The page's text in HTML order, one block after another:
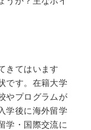
きてはいます
です。在籍大学
やプログラムが
学後に海外留学
学・国際交流に